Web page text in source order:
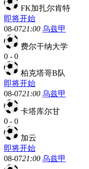
FK加扎尔肯特
即将开始
08-0721:00 乌兹甲
费尔干纳大学
0 - 0
柏克塔哥B队
即将开始
08-0721:00 乌兹甲
卡塔库尔甘
0 - 0
加云
即将开始
08-0721:00 乌兹甲